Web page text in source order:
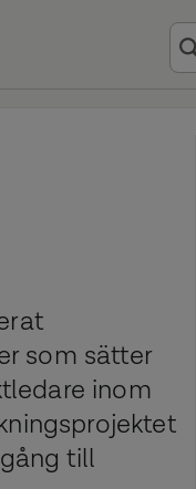
som sätter
inom
till